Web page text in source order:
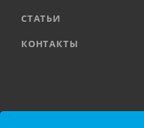
СТАТЬИ
КОНТАКТЫ